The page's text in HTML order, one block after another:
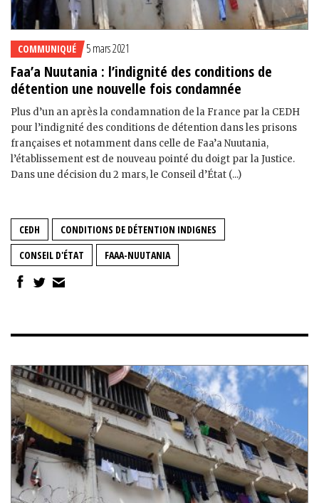
COMMUNIQUÉ 5 mars 2021
Faa’a Nuutania : l’indignité des conditions de
détention une nouvelle fois condamnée
Plus d’un an après la condamnation de la France par la CEDH
pour l’indignité des conditions de détention dans les prisons
françaises et notamment dans celle de Faa’a Nuutania,
l’établissement est de nouveau pointé du doigt par la Justice.
Dans une décision du 2 mars, le Conseil d’État (...)
CEDH
CONDITIONS DE DÉTENTION INDIGNES
CONSEIL D'ÉTAT
FAAA-NUUTANIA